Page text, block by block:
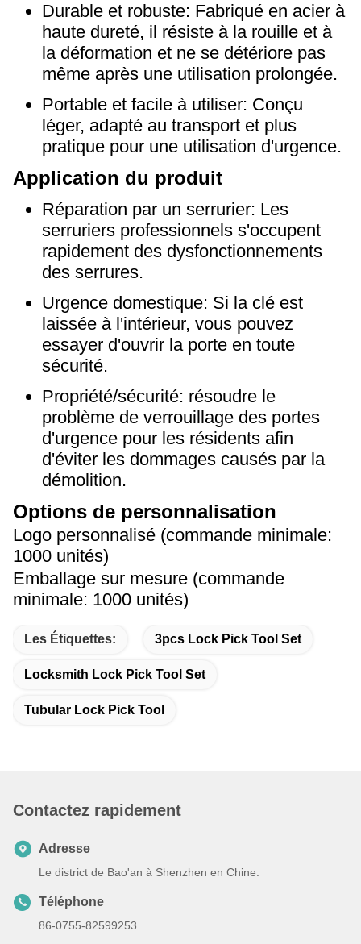
Durable et robuste: Fabriqué en acier à
haute dureté, il résiste à la rouille et à
la déformation et ne se détériore pas
même après une utilisation prolongée.
Portable et facile à utiliser: Conçu
léger, adapté au transport et plus
pratique pour une utilisation d'urgence.
Application du produit
Réparation par un serrurier: Les
serruriers professionnels s'occupent
rapidement des dysfonctionnements
des serrures.
Urgence domestique: Si la clé est
laissée à l'intérieur, vous pouvez
essayer d'ouvrir la porte en toute
sécurité.
Propriété/sécurité: résoudre le
problème de verrouillage des portes
d'urgence pour les résidents afin
d'éviter les dommages causés par la
démolition.
Options de personnalisation
Logo personnalisé (commande minimale:
1000 unités)
Emballage sur mesure (commande
minimale: 1000 unités)
Les Étiquettes: 3pcs Lock Pick Tool Set
Locksmith Lock Pick Tool Set
Tubular Lock Pick Tool
Contactez rapidement
Adresse
Le district de Bao'an à Shenzhen en Chine.
Téléphone
86-0755-82599253